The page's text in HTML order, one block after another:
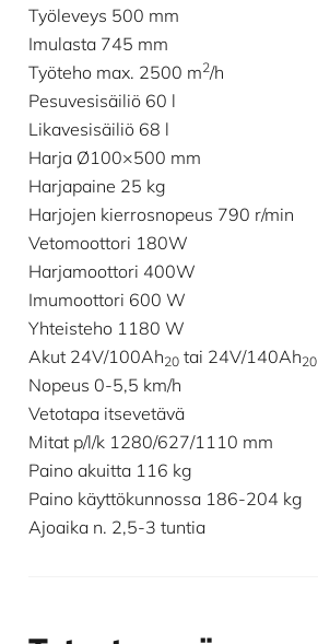
Työleveys 500 mm
Imulasta 745 mm
Työteho max. 2500 m2/h
Pesuvesisäiliö 60 l
Likavesisäiliö 68 l
Harja Ø100×500 mm
Harjapaine 25 kg
Harjojen kierrosnopeus 790 r/min
Vetomoottori 180W
Harjamoottori 400W
Imumoottori 600 W
Yhteisteho 1180 W
Akut 24V/100Ah20tai 24V/140Ah20
Nopeus 0-5,5 km/h
Vetotapa itsevetävä
Mitat p/l/k 1280/627/1110 mm
Paino akuitta 116 kg
Paino käyttökunnossa 186-204 kg
Ajoaika n. 2,5-3 tuntia